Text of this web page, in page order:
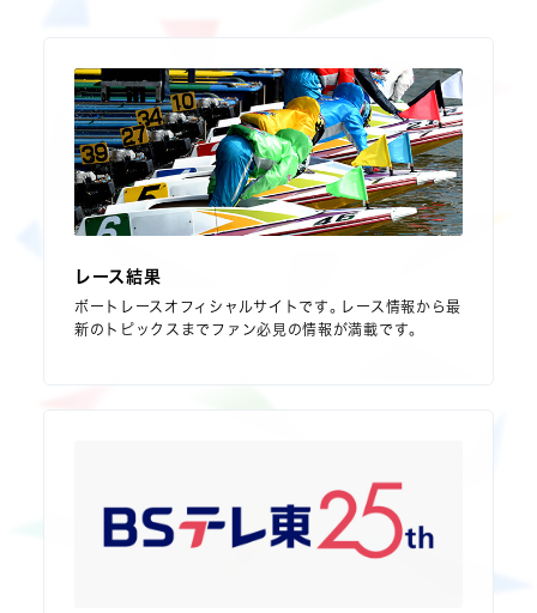
レース結果
ボートレースオフィシャルサイトです。レース情報から最
新のトピックスまでファン必見の情報が満載です。